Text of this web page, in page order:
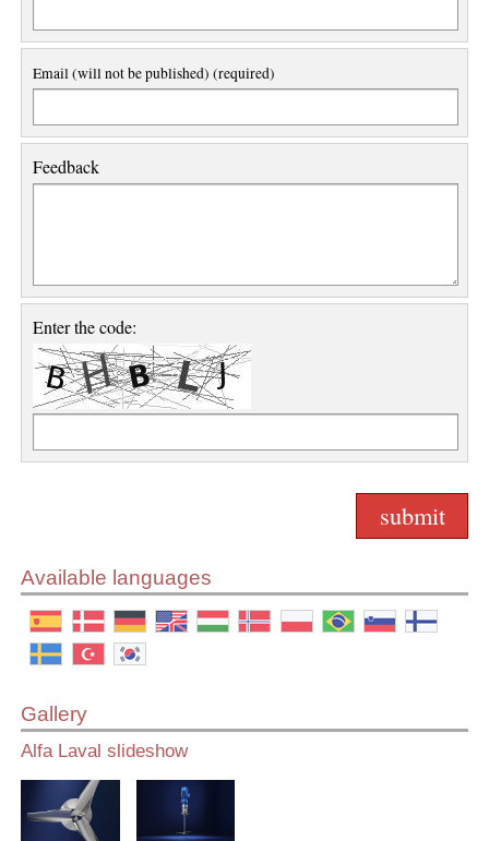
Email (will not be published) (required)
Feedback
Enter the code:
Available languages
Gallery
Alfa Laval slideshow